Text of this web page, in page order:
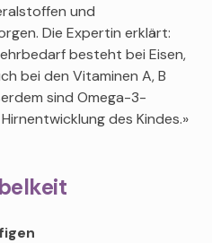
und
Die Expertin erklärt:
besteht bei Eisen,
bei den Vitaminen A, B
sind Omega-3-
des Kindes.»